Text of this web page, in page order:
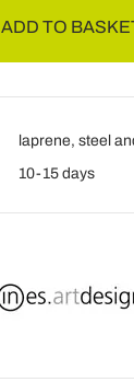
ADD TO
laprene, steel
10-15 days